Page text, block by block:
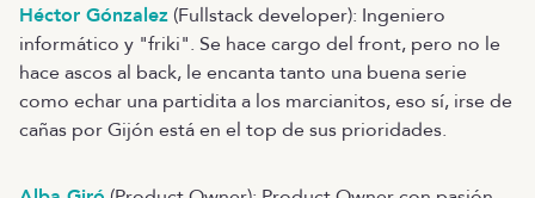
Héctor Gónzalez (Fullstack developer): Ingeniero
informático y "friki". Se hace cargo del front, pero no le
hace ascos al back, le encanta tanto una buena serie
como echar una partidita a los marcianitos, eso sí, irse de
cañas por Gijón está en el top de sus prioridades.